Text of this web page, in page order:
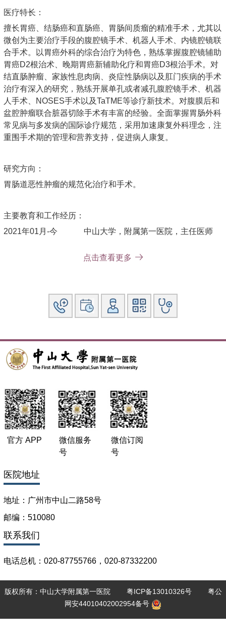
医疗特长：
擅长胃癌、结肠癌和直肠癌、胃肠间质瘤的精准手术，尤其以
微创为主要治疗手段的腹腔镜手术、机器人手术、内镜腔镜联
合手术。以胃癌外科的综合治疗为特色，熟练掌握腹腔镜辅助
胃癌D2根治术、晚期胃癌新辅助化疗和胃癌D3根治手术。对
结直肠肿瘤、家族性息肉病、炎症性肠病以及肛门疾病的手术
治疗有深入的研究，熟练开展单孔或者减孔腹腔镜手术、机器
人手术、NOSES手术以及TaTME等诊疗新技术。对腹膜后和
盆腔肿瘤联合脏器切除手术有丰富的经验。全面掌握胃肠外科
常见病与多发病的国际诊疗规范，采用加速康复外科理念，注
重围手术期的管理和营养支持，促进病人康复。
研究方向：
胃肠道恶性肿瘤的规范化治疗和手术。
主要教育和工作经历：
2021年01月-今 中山大学，附属第一医院，主任医师
2010年07月-2012年12月， 中山大学，附属第一医院，住院
学； 硕士
社会兼职：
广东省医师协会胃肠外科分会委员
论著：
以胃癌为主要方向的临床与基础研究成果发表于专业领域权威
杂志Cancer Research、Cell Mol Gastroenterol Hepatol、
Cancer Letters、Int J Cancer及国内顶级期刊。目前主持国家
自然科学基金、广东省自然科学基金、广州市科技计划等多项
研究项目。获得首批广东省杰出青年医学人才，并得到中山大
参与编写《胃癌淋巴结转移》、《消化道肿瘤的诊断与治
点击查看更多
官方 APP
微信服务
号
微信订阅
号
医院地址
地址：广州市中山二路58号
邮编：510080
联系我们
电话总机：020-87755766，020-87332200
版权所有：中山大学附属第一医院 粤ICP备13010326号粤公
网安44010402002954备号